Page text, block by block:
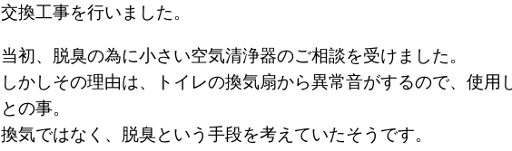
交換工事を行いました。
当初、脱臭の為に小さい空気清浄器のご相談を受けました。
しかしその理由は、トイレの換気扇から異常音がするので、使用
との事。
換気ではなく、脱臭という手段を考えていたそうです。